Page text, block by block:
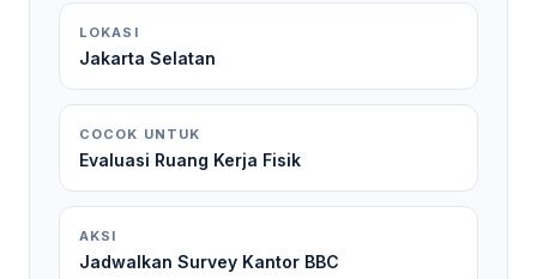
LOKASI
Jakarta Selatan
COCOK UNTUK
Evaluasi Ruang Kerja Fisik
AKSI
Jadwalkan Survey Kantor BBC